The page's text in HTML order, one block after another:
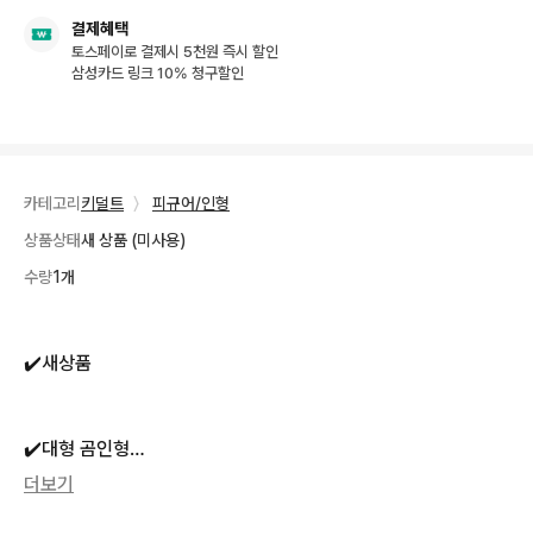
결제혜택
토스페이로 결제시 5천원 즉시 할인
삼성카드 링크 10% 청구할인
카테고리 키덜트 〉
피규어/인형
상품상태새 상품 (미사용)
수량1개
✔️새상품
✔️대형 곰인형
더보기